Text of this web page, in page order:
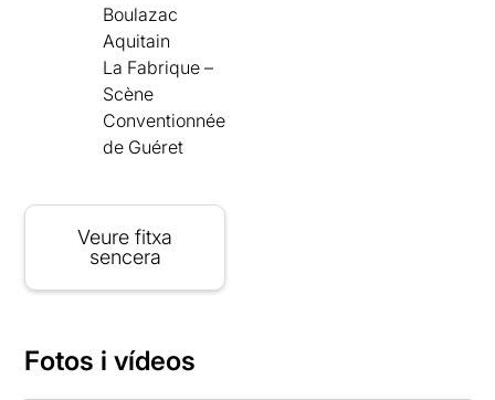
Boulazac
Aquitain
La Fabrique –
Scène
Conventionnée
de Guéret
Veure fitxa
sencera
Fotos i vídeos